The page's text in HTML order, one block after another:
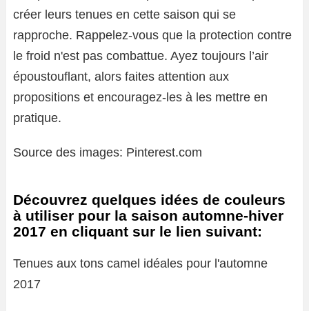
créer leurs tenues en cette saison qui se
rapproche. Rappelez-vous que la protection contre
le froid n'est pas combattue. Ayez toujours l’air
époustouflant, alors faites attention aux
propositions et encouragez-les à les mettre en
pratique.
Source des images: Pinterest.com
Découvrez quelques idées de couleurs
à utiliser pour la saison automne-hiver
2017 en cliquant sur le lien suivant:
Tenues aux tons camel idéales pour l'automne
2017